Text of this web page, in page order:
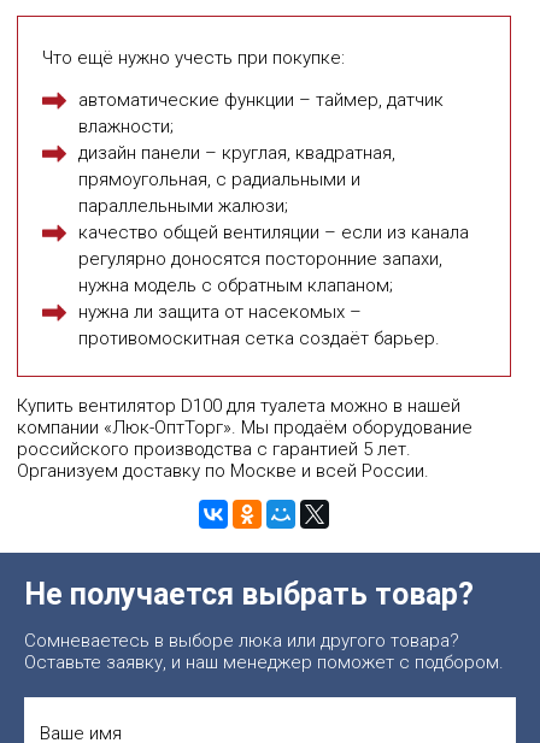
Что ещё нужно учесть при покупке:
автоматические функции – таймер, датчик
влажности;
дизайн панели – круглая, квадратная,
прямоугольная, с радиальными и
параллельными жалюзи;
качество общей вентиляции – если из канала
регулярно доносятся посторонние запахи,
нужна модель с обратным клапаном;
нужна ли защита от насекомых –
противомоскитная сетка создаёт барьер.
Купить вентилятор D100 для туалета можно в нашей
компании «Люк-ОптТорг». Мы продаём оборудование
российского производства с гарантией 5 лет.
Организуем доставку по Москве и всей России.
Не получается выбрать товар?
Сомневаетесь в выборе люка или другого товара?
Оставьте заявку, и наш менеджер поможет с подбором.